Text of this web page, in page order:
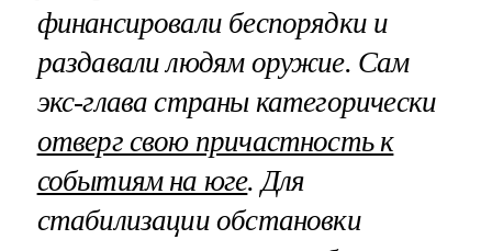
финансировали беспорядки и
раздавали людям оружие. Сам
экс-глава страны категорически
отверг свою причастность к
событиям на юге. Для
стабилизации обстановки